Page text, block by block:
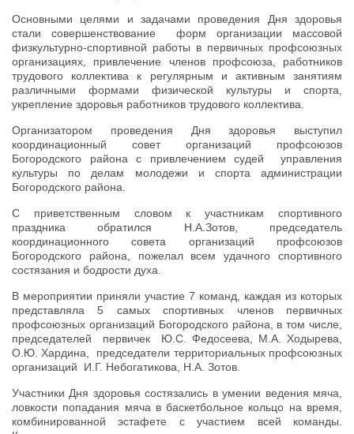
Основными целями и задачами проведения Дня здоровья
стали совершенствование форм организации массовой
физкультурно-спортивной работы в первичных профсоюзных
организациях, привлечение членов профсоюза, работников
трудового коллектива к регулярным и активным занятиям
различными формами физической культуры и спорта,
укрепление здоровья работников трудового коллектива.
Организатором проведения Дня здоровья выступил
координационный совет организаций профсоюзов
Богородского района с привлечением судей управления
культуры по делам молодежи и спорта администрации
Богородского района.
С приветственным словом к участникам спортивного
праздника обратился Н.А.Зотов, председатель
координационного совета организаций профсоюзов
Богородского района, пожелал всем удачного спортивного
состязания и бодрости духа.
В мероприятии приняли участие 7 команд, каждая из которых
представляла 5 самых спортивных членов первичных
профсоюзных организаций Богородского района, в том числе,
председателей первичек Ю.С. Федосеева, М.А. Ходырева,
О.Ю. Хардина, председатели территориальных профсоюзных
организаций И.Г. Небогатикова, Н.А. Зотов.
Участники Дня здоровья состязались в умении ведения мяча,
ловкости попадания мяча в баскетбольное кольцо на время,
комбинированной эстафете с участием всей команды.